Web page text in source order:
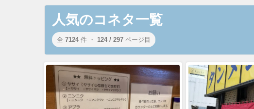
人気のコネタ一覧
全 7124 件 ・ 124 / 297 ページ目